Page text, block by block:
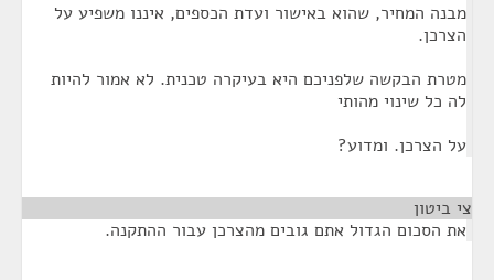
מבנה המחיר, שהוא באישור ועדת הכספים, איננו משפיע על
הצרכן.
מטרת הבקשה שלפניכם היא בעיקרה טכנית. לא אמור להיות
לה כל שינוי מהותי
על הצרכן. ומדוע?
צי ביטון
את הסכום הגדול אתם גובים מהצרכן עבור ההתקנה.